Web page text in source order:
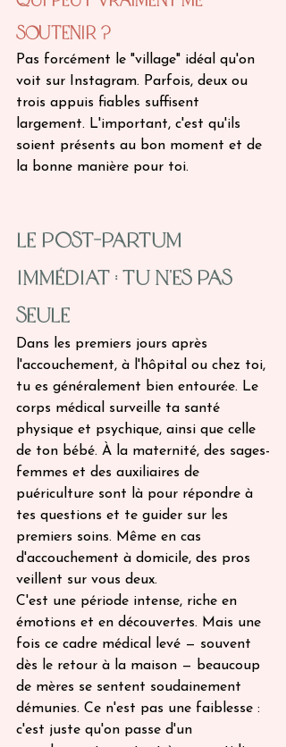
soutenir ?
Pas forcément le "village" idéal qu'on
voit sur Instagram. Parfois, deux ou
trois appuis fiables suffisent
largement. L'important, c'est qu'ils
soient présents au bon moment et de
la bonne manière pour toi.
Le post-partum
immédiat : tu n'es pas
seule
Dans les premiers jours après
l'accouchement, à l'hôpital ou chez toi,
tu es généralement bien entourée. Le
corps médical surveille ta santé
physique et psychique, ainsi que celle
de ton bébé. À la maternité, des sages-
femmes et des auxiliaires de
puériculture sont là pour répondre à
tes questions et te guider sur les
premiers soins. Même en cas
d'accouchement à domicile, des pros
veillent sur vous deux.
C'est une période intense, riche en
émotions et en découvertes. Mais une
fois ce cadre médical levé — souvent
dès le retour à la maison — beaucoup
de mères se sentent soudainement
démunies. Ce n'est pas une faiblesse :
c'est juste qu'on passe d'un